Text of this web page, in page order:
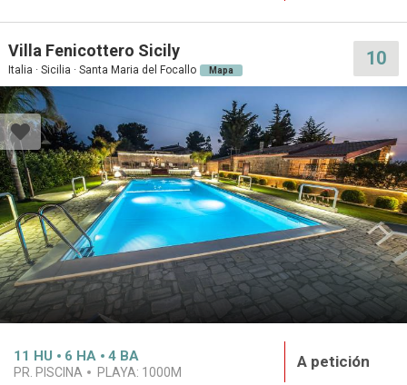
Villa Fenicottero Sicily
Italia · Sicilia · Santa Maria del Focallo Mapa
10
11 HU 6 HA 4 BA
PR. PISCINA PLAYA: 1000M
A petición